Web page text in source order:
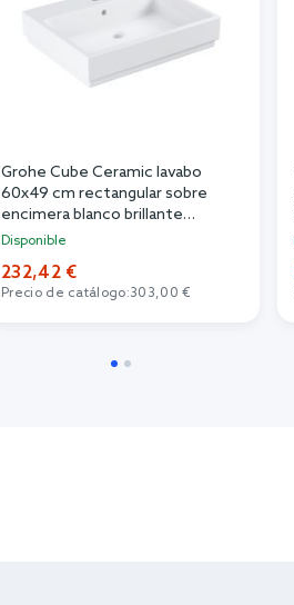
Grohe Cube Ceramic lavabo
60x49 cm rectangular sobre
encimera blanco brillante
3947700H
Disponible
232,42 €
Precio de catálogo:303,00 €